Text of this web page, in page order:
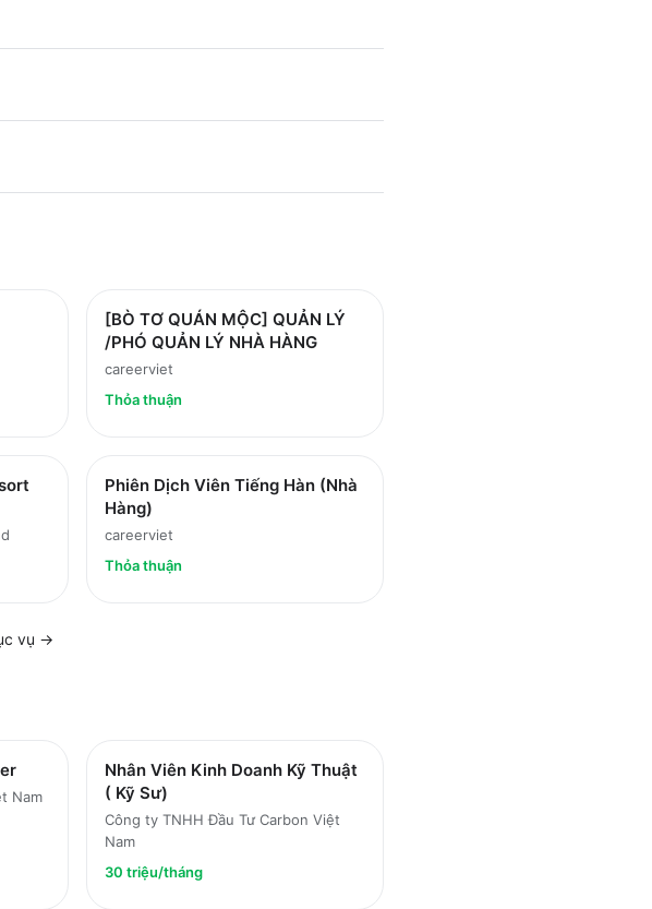
[BÒ TƠ QUÁN MỘC] QUẢN LÝ
/PHÓ QUẢN LÝ NHÀ HÀNG
careerviet
Thỏa thuận
Phiên Dịch Viên Tiếng Hàn (Nhà
Hàng)
careerviet
Thỏa thuận
vụ →
Nam
Nhân Viên Kinh Doanh Kỹ Thuật
( Kỹ Sư)
Công ty TNHH Đầu Tư Carbon Việt
Nam
30 triệu/tháng